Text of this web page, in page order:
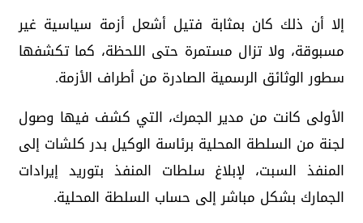
إلا أن ذلك كان بمثابة فتيل أشعل أزمة سياسية غير
مسبوقة، ولا تزال مستمرة حتى اللحظة، كما تكشفها
سطور الوثائق الرسمية الصادرة من أطراف الأزمة.
الأولى كانت من مدير الجمرك، التي كشف فيها وصول
لجنة من السلطة المحلية برئاسة الوكيل بدر كلشات إلى
المنفذ السبت، لإبلاغ سلطات المنفذ بتوريد إيرادات
الجمارك بشكل مباشر إلى حساب السلطة المحلية.